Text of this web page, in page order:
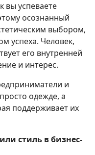
вы успеваете
осознанный
выбором,
успеха. Человек,
его внутренней
и интерес.
и
одежде, а
поддерживает их
стиль в бизнес-